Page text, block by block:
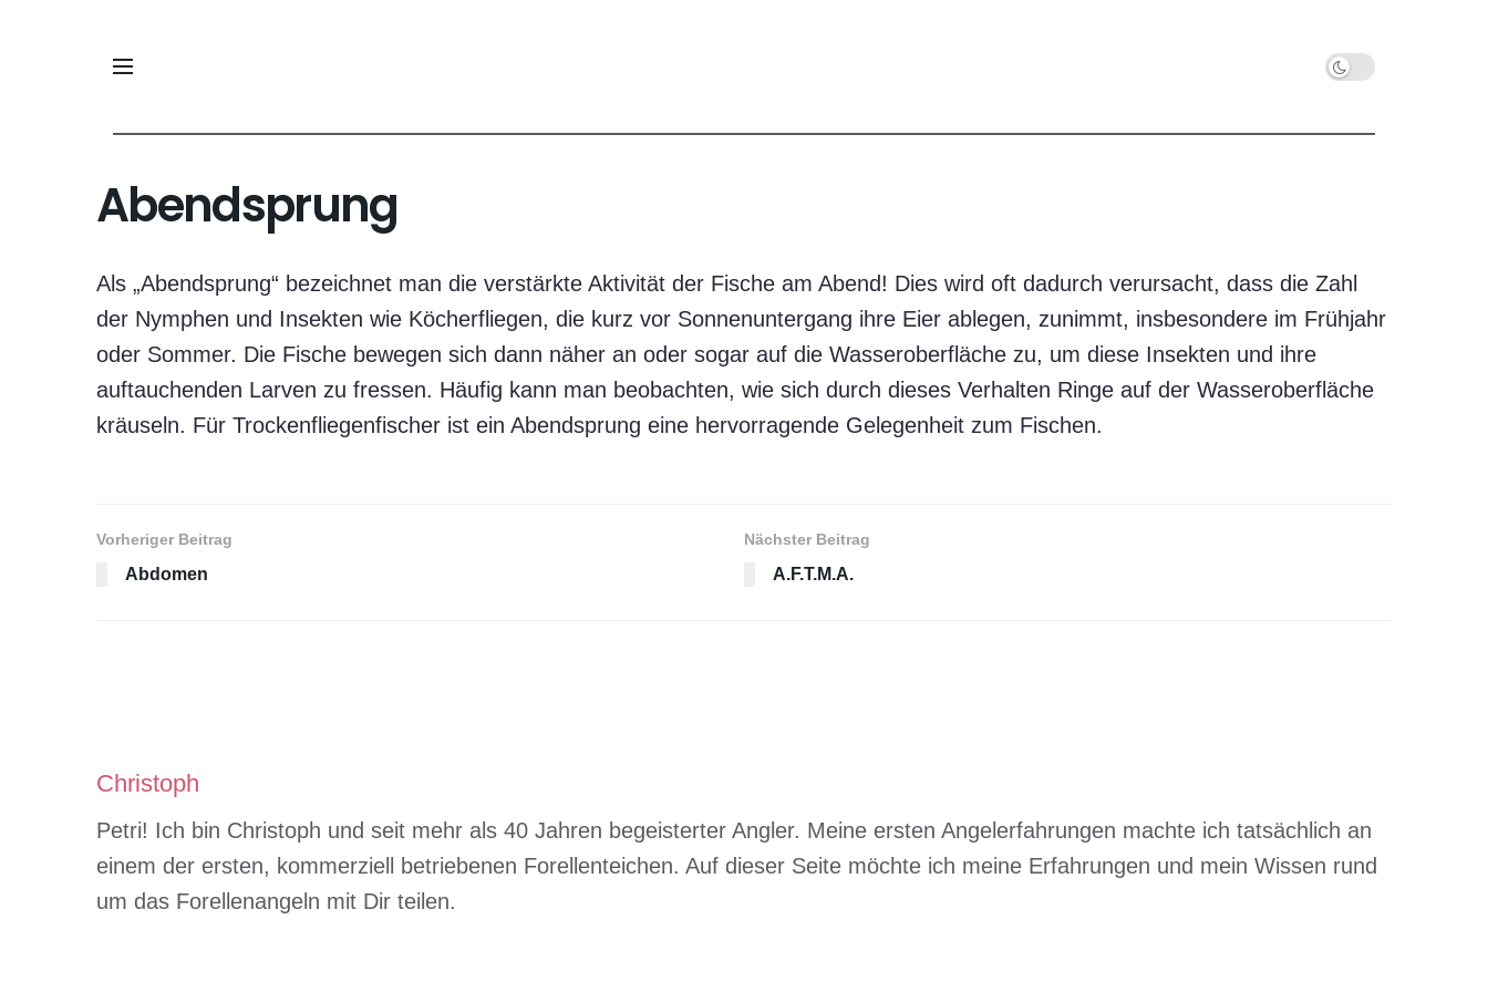
Abendsprung
Als „Abendsprung“ bezeichnet man die verstärkte Aktivität der Fische am Abend! Dies wird oft dadurch verursacht, dass die Zahl
der Nymphen und Insekten wie Köcherfliegen, die kurz vor Sonnenuntergang ihre Eier ablegen, zunimmt, insbesondere im Frühjahr
oder Sommer. Die Fische bewegen sich dann näher an oder sogar auf die Wasseroberfläche zu, um diese Insekten und ihre
auftauchenden Larven zu fressen. Häufig kann man beobachten, wie sich durch dieses Verhalten Ringe auf der Wasseroberfläche
kräuseln. Für Trockenfliegenfischer ist ein Abendsprung eine hervorragende Gelegenheit zum Fischen.
Vorheriger Beitrag
Abdomen
Nächster Beitrag
A.F.T.M.A.
Christoph
Petri! Ich bin Christoph und seit mehr als 40 Jahren begeisterter Angler. Meine ersten Angelerfahrungen machte ich tatsächlich an
einem der ersten, kommerziell betriebenen Forellenteichen. Auf dieser Seite möchte ich meine Erfahrungen und mein Wissen rund
um das Forellenangeln mit Dir teilen.